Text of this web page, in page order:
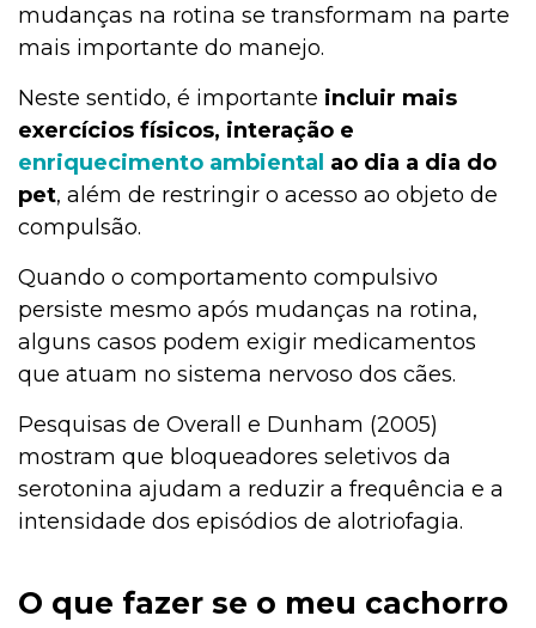
mudanças na rotina se transformam na parte
mais importante do manejo.
Neste sentido, é importante incluir mais
exercícios físicos, interação e
enriquecimento ambiental ao dia a dia do
pet, além de restringir o acesso ao objeto de
compulsão.
Quando o comportamento compulsivo
persiste mesmo após mudanças na rotina,
alguns casos podem exigir medicamentos
que atuam no sistema nervoso dos cães.
Pesquisas de Overall e Dunham (2005)
mostram que bloqueadores seletivos da
serotonina ajudam a reduzir a frequência e a
intensidade dos episódios de alotriofagia.
O que fazer se o meu cachorro